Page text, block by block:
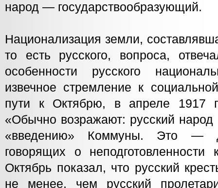
народ — государствообразующий.
Национализация земли,
то есть русского, вопроса,
особенности русского
извечное стремление к
пути к Октябрю, в апреле 1917
«Обычно возражают: русский народ
«введению» Коммуны. Это —
говорящих о неподготовленности
Октябрь показал, что русский
не менее, чем русский